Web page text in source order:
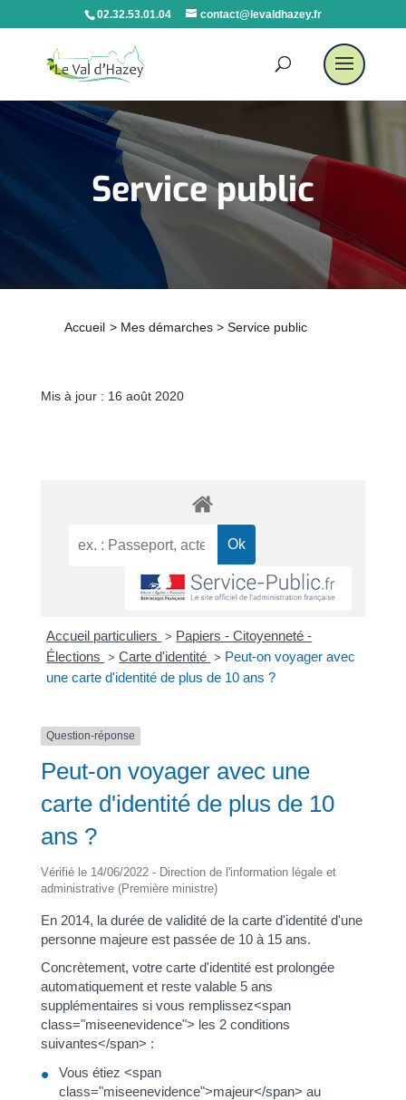
02.32.53.01.04 contact@levaldhazey.fr
Service public
Accueil > Mes démarches > Service public
Mis à jour : 16 août 2020
Accueil particuliers > Papiers - Citoyenneté -
Élections > Carte d'identité > Peut-on voyager avec
une carte d'identité de plus de 10 ans ?
Question-réponse
Peut-on voyager avec une
carte d'identité de plus de 10
ans ?
Vérifié le 14/06/2022 - Direction de l'information légale et
administrative (Première ministre)
En 2014, la durée de validité de la carte d'identité d'une
personne majeure est passée de 10 à 15 ans.
Concrètement, votre carte d'identité est prolongée
automatiquement et reste valable 5 ans
supplémentaires si vous remplissez<span
class="miseenevidence"> les 2 conditions
suivantes</span> :
Vous étiez <span
class="miseenevidence">majeur</span> au